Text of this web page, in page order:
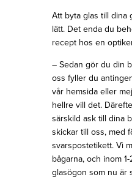
Att byta glas till dina
lätt. Det enda du
recept hos en
– Sedan gör du din
oss fyller du
vår hemsida eller
hellre vill det.
särskild ask till dina
skickar till oss, med
svarspostetikett. Vi
bågarna, och inom
glasögon som nu är